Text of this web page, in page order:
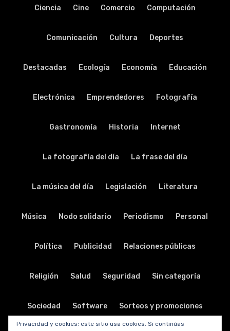
Ciencia Cine Comercio Computación
Comunicación Cultura Deportes
Destacadas Ecología Economía Educación
Electrónica Emprendedores Fotografía
Gastronomía Historia Internet
La fotografía del día La frase del día
La música del día Legislación Literatura
Música Nodo solidario Periodismo Personal
Política Publicidad Relaciones públicas
Religión Salud Seguridad Sin categoría
Sociedad Software Sorteos y promociones
Privacidad y cookies: este sitio usa cookies. Si continúas